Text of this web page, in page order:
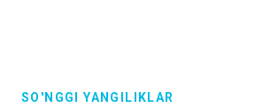
SO'NGGI YANGILIKLAR